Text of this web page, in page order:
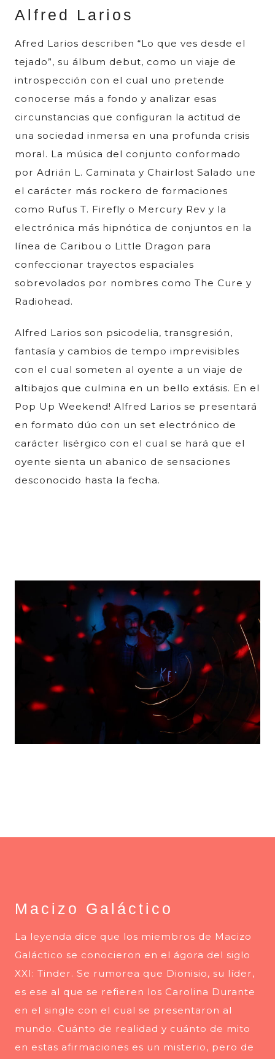
Alfred Larios
Afred Larios describen “Lo que ves desde el
tejado”, su álbum debut, como un viaje de
introspección con el cual uno pretende
conocerse más a fondo y analizar esas
circunstancias que configuran la actitud de
una sociedad inmersa en una profunda crisis
moral. La música del conjunto conformado
por Adrián L. Caminata y Chairlost Salado une
el carácter más rockero de formaciones
como Rufus T. Firefly o Mercury Rev y la
electrónica más hipnótica de conjuntos en la
línea de Caribou o Little Dragon para
confeccionar trayectos espaciales
sobrevolados por nombres como The Cure y
Radiohead.
Alfred Larios son psicodelia, transgresión,
fantasía y cambios de tempo imprevisibles
con el cual someten al oyente a un viaje de
altibajos que culmina en un bello extásis. En el
Pop Up Weekend! Alfred Larios se presentará
en formato dúo con un set electrónico de
carácter lisérgico con el cual se hará que el
oyente sienta un abanico de sensaciones
desconocido hasta la fecha.
Macizo Galáctico
La leyenda dice que los miembros de Macizo
Galáctico se conocieron en el ágora del siglo
XXI: Tinder. Se rumorea que Dionisio, su líder,
es ese al que se refieren los Carolina Durante
en el single con el cual se presentaron al
mundo. Cuánto de realidad y cuánto de mito
en estas afirmaciones es un misterio, pero de